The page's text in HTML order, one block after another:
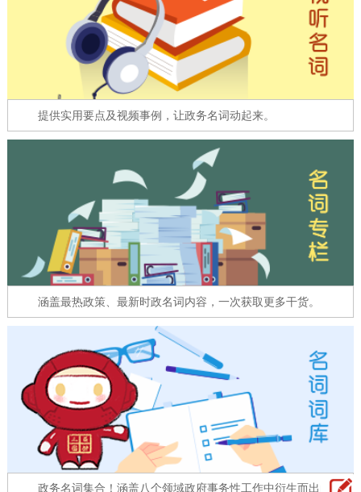
12345网上接诉即办 我要咨询 我要建议
参与调查 在线访谈 图说互动
走进北京
十六区概览 人文北京
绿色北京 图说北京 视频北京
多语种
ENGLISH 한국어 日本語
DEUTSCH FRANÇAIS РУССКИЙ ЯЗЫК
ESPAÑOL العربية PORTUGUÊS
ITALIANO
提供实用要点及视频事例，让政务名词动起来。
涵盖最热政策、最新时政名词内容，一次获取更多干货。
政务名词集合！涵盖八个领域政府事务性工作中衍生而出的名